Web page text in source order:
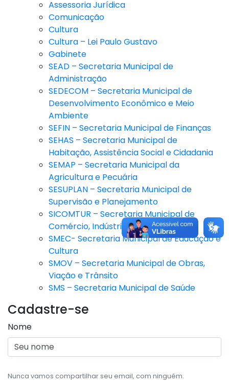
Assessoria Jurídica
Comunicação
Cultura
Cultura – Lei Paulo Gustavo
Gabinete
SEAD – Secretaria Municipal de
Administração
SEDECOM – Secretaria Municipal de
Desenvolvimento Econômico e Meio
Ambiente
SEFIN – Secretaria Municipal de Finanças
SEHAS – Secretaria Municipal de
Habitação, Assistência Social e Cidadania
SEMAP – Secretaria Municipal da
Agricultura e Pecuária
SESUPLAN – Secretaria Municipal de
Supervisão e Planejamento
SICOMTUR – Secretaria Municipal de
Comércio, Indústria e Turismo
SMEC- Secretaria Municipal de Educação e
Cultura
SMOV – Secretaria Municipal de Obras,
Viação e Trânsito
SMS – Secretaria Municipal de Saúde
Cadastre-se
Nome
Nunca vamos compartilhar seu email, com ninguém.